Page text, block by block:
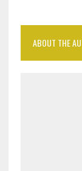
ABOUT THE